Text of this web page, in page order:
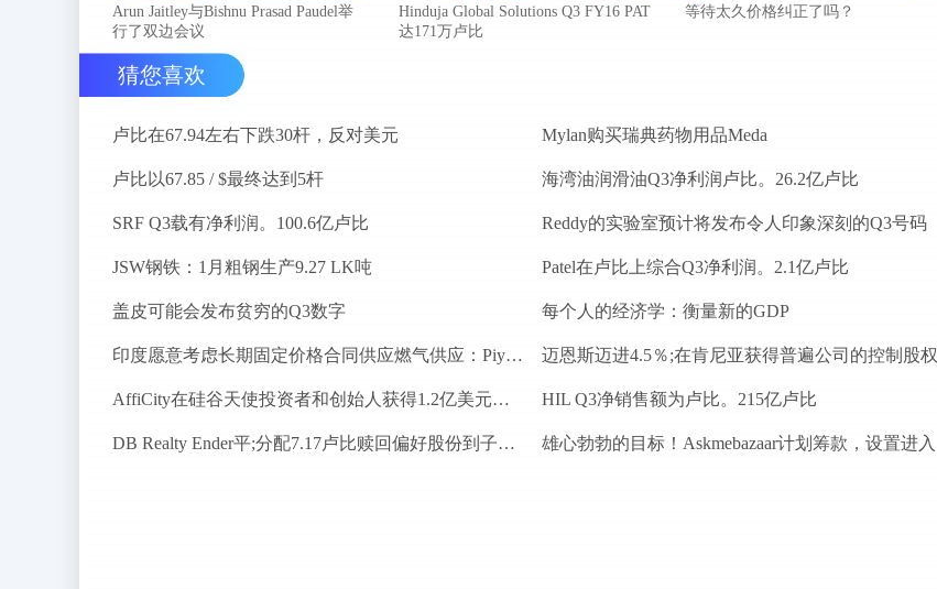
Arun Jaitley与Bishnu Prasad Paudel举
行了双边会议
Hinduja Global Solutions Q3 FY16 PAT
达171万卢比
等待太久价格纠正了吗？
猜您喜欢
卢比在67.94左右下跌30杆，反对美元 Mylan购买瑞典药物用品Meda
卢比以67.85 / $最终达到5杆 海湾油润滑油Q3净利润卢比。26.2亿卢比
SRF Q3载有净利润。100.6亿卢比 Reddy的实验室预计将发布令人印象深刻的Q3号码
JSW钢铁：1月粗钢生产9.27 LK吨 Patel在卢比上综合Q3净利润。2.1亿卢比
盖皮可能会发布贫穷的Q3数字 每个人的经济学：衡量新的GDP
印度愿意考虑长期固定价格合同供应燃气供应：Piyush Goyal. 迈恩斯迈进4.5％;在肯尼亚获得普遍公司的控制股权
AffiCity在硅谷天使投资者和创始人获得1.2亿美元天使的资金 HIL Q3净销售额为卢比。215亿卢比
DB Realty Ender平;分配7.17卢比赎回偏好股份到子公司